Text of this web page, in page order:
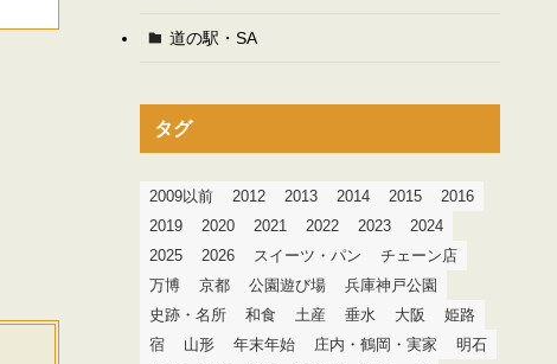
道の駅・SA
タグ
2009以前 2012 2013 2014 2015
2016
2019
2020 2021 2022 2023
2024
2025
2026 スイーツ・パン
チェーン店
万博
京都 公園遊び場
兵庫神戸公園
史跡・名所
和食 土産 垂水 大阪
姫路
宿
山形 年末年始 庄内・鶴岡・実家
明石